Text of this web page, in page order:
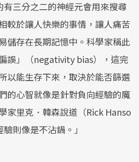
有三分之二的神經元會用來搜尋
較於讓人快樂的事情，讓人痛苦
儲存在長期記憶中。科學家稱此
誤」（negativity bias），這完
以能生存下來，取決於能否篩選
的心智就像是針對負向經驗的魔
家里克．韓森說道（Rick Hanso
則像是不沾鍋。」